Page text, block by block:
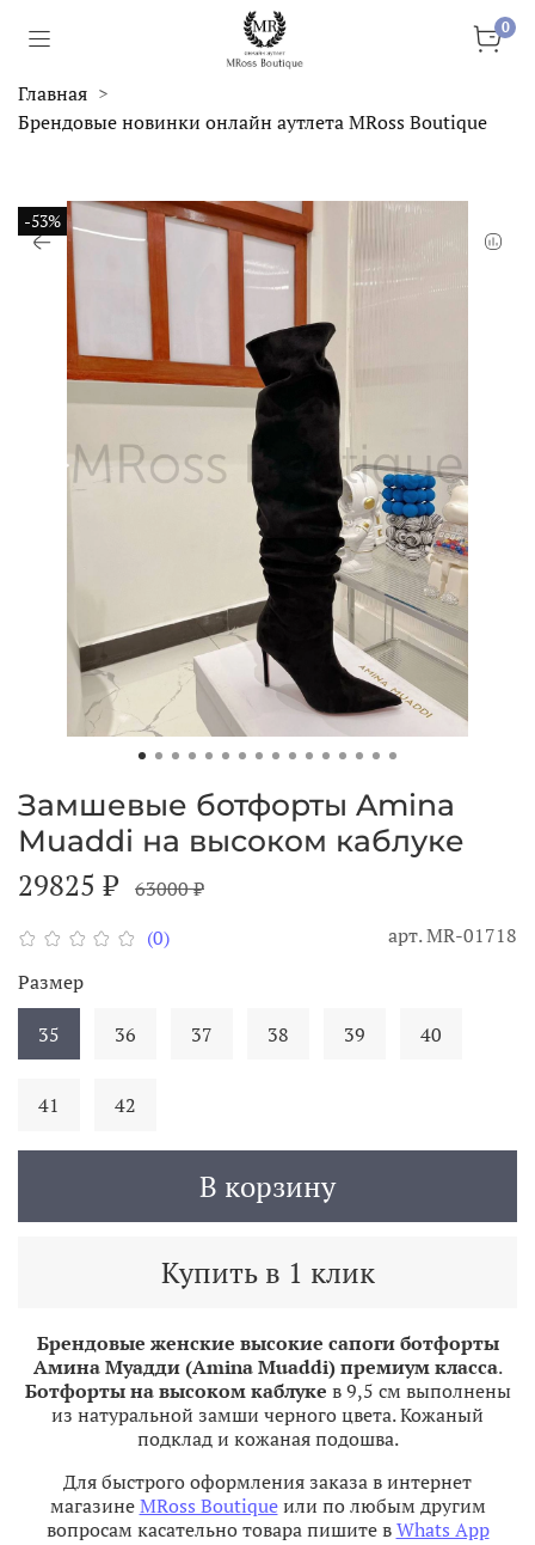
0
Главная
Брендовые новинки онлайн аутлета MRoss Boutique
-53%
(0) арт.MR-01718
Замшевые ботфорты Amina
Muaddi на высоком каблуке
29825 ₽ 63000 ₽
В корзину
Купить в 1 клик
Размер
35
36 37 38 39 40
41 42
Брендовые женские высокие сапоги ботфорты
Амина Муадди (Amina Muaddi) премиум класса.
Ботфорты на высоком каблуке в 9,5 см выполнены
из натуральной замши черного цвета. Кожаный
подклад и кожаная подошва.
Для быстрого оформления заказа в интернет
магазинеMRoss Boutiqueили по любым другим
вопросам касательно товара пишите вWhats App